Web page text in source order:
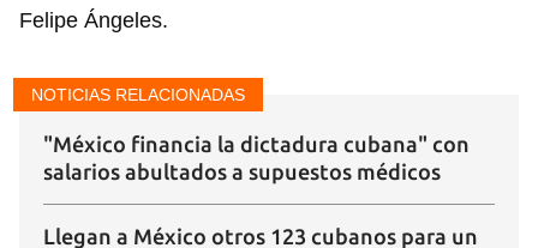
Felipe Ángeles.
NOTICIAS RELACIONADAS
"México financia la dictadura cubana" con
salarios abultados a supuestos médicos
Llegan a México otros 123 cubanos para un